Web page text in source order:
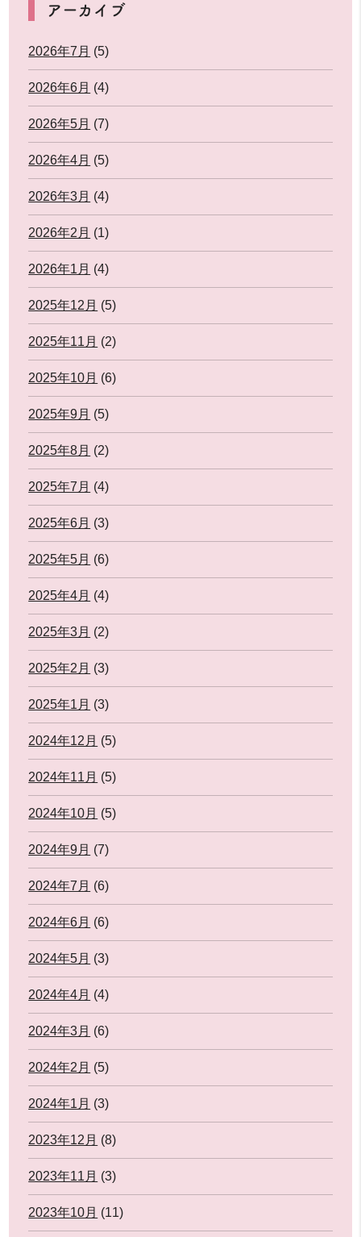
アーカイブ
2026年7月 (5)
2026年6月 (4)
2026年5月 (7)
2026年4月 (5)
2026年3月 (4)
2026年2月 (1)
2026年1月 (4)
2025年12月 (5)
2025年11月 (2)
2025年10月 (6)
2025年9月 (5)
2025年8月 (2)
2025年7月 (4)
2025年6月 (3)
2025年5月 (6)
2025年4月 (4)
2025年3月 (2)
2025年2月 (3)
2025年1月 (3)
2024年12月 (5)
2024年11月 (5)
2024年10月 (5)
2024年9月 (7)
2024年7月 (6)
2024年6月 (6)
2024年5月 (3)
2024年4月 (4)
2024年3月 (6)
2024年2月 (5)
2024年1月 (3)
2023年12月 (8)
2023年11月 (3)
2023年10月 (11)